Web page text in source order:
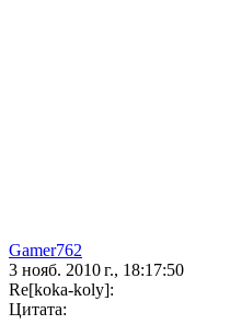
Gamer762
3 нояб. 2010 г., 18:17:50
Re[koka-koly]:
Цитата: